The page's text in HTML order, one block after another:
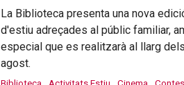
La Biblioteca presenta una nova
d'estiu adreçades al públic familiar,
especial que es realitzarà al llarg
agost.